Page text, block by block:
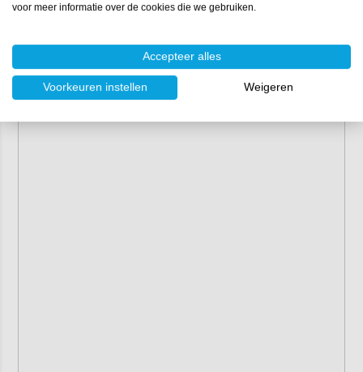
voor meer informatie over de cookies die we gebruiken.
Accepteer alles
Voorkeuren instellen Weigeren